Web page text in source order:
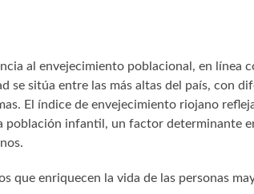
al envejecimiento poblacional, en línea
se sitúa entre las más altas del país, con
El índice de envejecimiento riojano
población infantil, un factor determinante
que enriquecen la vida de las personas